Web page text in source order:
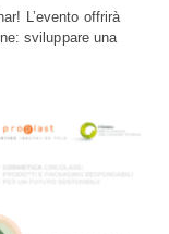
L’evento offrirà
sviluppare una